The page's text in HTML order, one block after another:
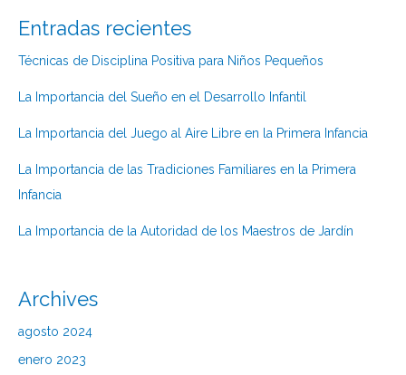
Entradas recientes
Técnicas de Disciplina Positiva para Niños Pequeños
La Importancia del Sueño en el Desarrollo Infantil
La Importancia del Juego al Aire Libre en la Primera Infancia
La Importancia de las Tradiciones Familiares en la Primera
Infancia
La Importancia de la Autoridad de los Maestros de Jardín
Archives
agosto 2024
enero 2023